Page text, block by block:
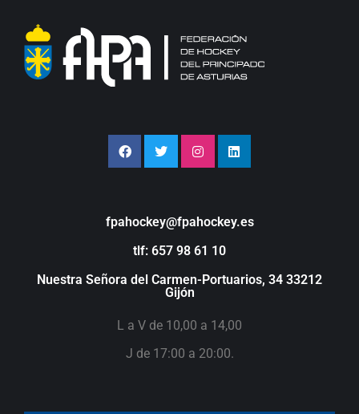
fpahockey@fpahockey.es
tlf: 657 98 61 10
Nuestra Señora del Carmen-Portuarios, 34 33212
Gijón
L a V de 10,00 a 14,00
J de 17:00 a 20:00.